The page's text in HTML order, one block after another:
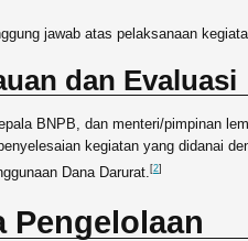
jawab atas pelaksanaan
dan Evaluasi
BNPB, dan menteri/pimpinan
kegiatan yang didanai
Dana Darurat. [2]
Pengelolaan